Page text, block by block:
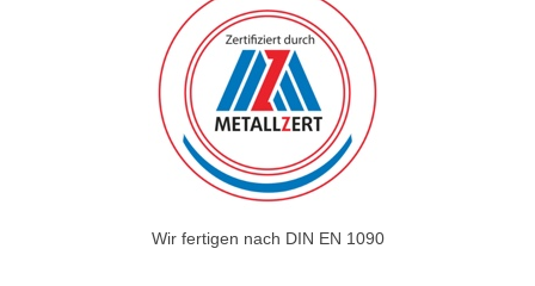
Wir fertigen nach DIN EN 1090